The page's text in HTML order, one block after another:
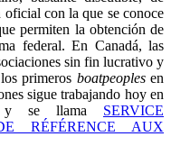
oficial con la que se conoce
permiten la obtención de
federal. En Canadá, las
sin fin lucrativo y
primeros boatpeoplesen
sigue trabajando hoy en
y se llama SERVICE
RÉFÉRENCE AUX